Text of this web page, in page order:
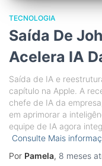
TECNOLOGIA
Saída De
Acelera IA
Saída de IA e
capítulo na Apple. A
chefe de IA da
em aprimorar a
equipe de IA agora
Consulte Mais
Por Pamela, 8 meses